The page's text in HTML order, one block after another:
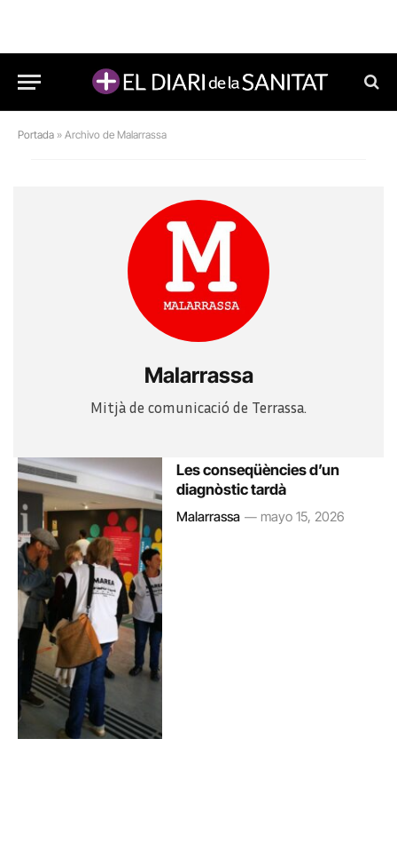
Portada » Archivo de Malarrassa
Malarrassa
Mitjà de comunicació de Terrassa.
Les conseqüències d’un
diagnòstic tardà
Malarrassa mayo 15, 2026